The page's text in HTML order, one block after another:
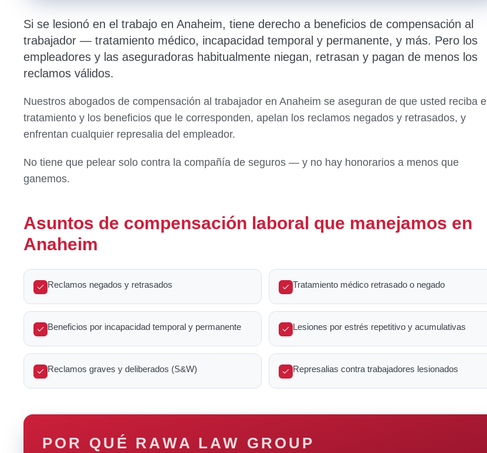
Si se lesionó en el trabajo en Anaheim, tiene derecho a beneficios de compensación al
trabajador — tratamiento médico, incapacidad temporal y permanente, y más. Pero los
empleadores y las aseguradoras habitualmente niegan, retrasan y pagan de menos los
reclamos válidos.
Nuestros abogados de compensación al trabajador en Anaheim se aseguran de que usted reciba el
tratamiento y los beneficios que le corresponden, apelan los reclamos negados y retrasados, y
enfrentan cualquier represalia del empleador.
No tiene que pelear solo contra la compañía de seguros — y no hay honorarios a menos que
ganemos.
Asuntos de compensación laboral que manejamos en
Anaheim
Reclamos negados y retrasados Tratamiento médico retrasado o negado
Beneficios por incapacidad temporal y permanente Lesiones por estrés repetitivo y acumulativas
Reclamos graves y deliberados (S&W) Represalias contra trabajadores lesionados
POR QUÉ RAWA LAW GROUP